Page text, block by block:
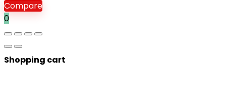
Compare
0
Shopping cart